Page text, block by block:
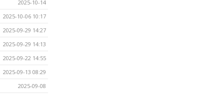
2025-10-14
2025-10-06 10:17
2025-09-29 14:27
2025-09-29 14:13
2025-09-22 14:55
2025-09-13 08:29
2025-09-08